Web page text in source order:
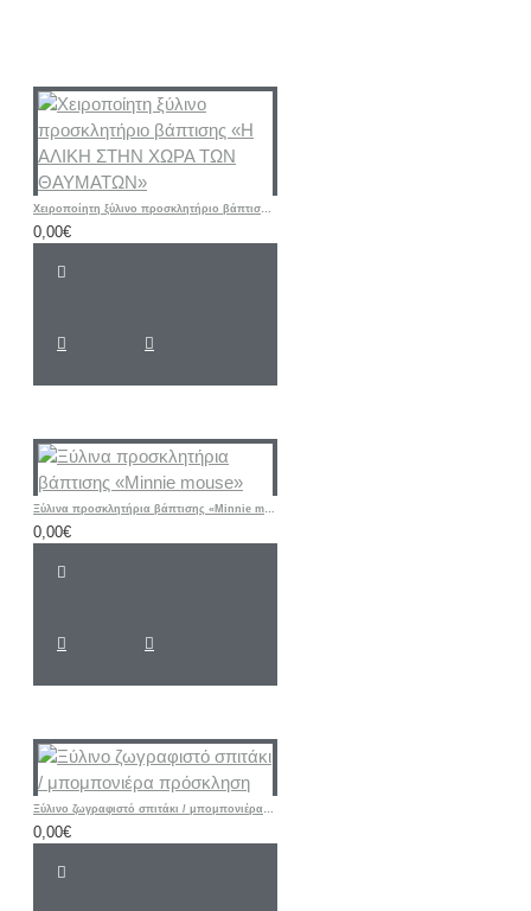
Χειροποίητη ξύλινο προσκλητήριο βάπτισης «Η ΑΛΙΚΗ ΣΤΗΝ ΧΩΡΑ ΤΩΝ ΘΑΥΜΑΤΩΝ»
0,00€
Ξύλινα προσκλητήρια βάπτισης «Minnie mouse»
0,00€
Ξύλινο ζωγραφιστό σπιτάκι / μπομπονιέρα πρόσκληση
0,00€